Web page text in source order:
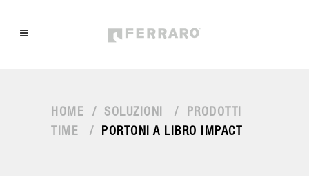
HOME / SOLUZIONI /
PRODOTTI
TIME
/ PORTONI A LIBRO IMPACT